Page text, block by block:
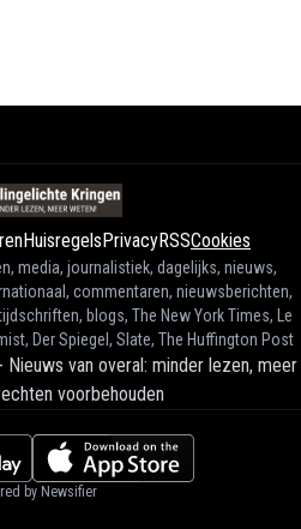
Huisregels PrivacyRSSCookies
media, journalistiek, dagelijks, nieuws,
commentaren, nieuwsberichten,
blogs, The New York Times, Le
Der Spiegel, Slate, The Huffington Post
Nieuws van overal: minder lezen, meer
voorbehouden
by Newsifier